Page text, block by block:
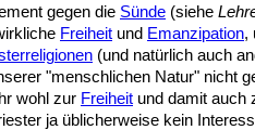
gegen die Sünde (siehe
Freiheit und Emanzipation,
(und natürlich auch
"menschlichen Natur" nicht
wohl zur Freiheit und damit auch
ja üblicherweise kein